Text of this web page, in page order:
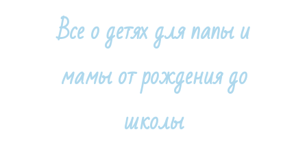
Все о детях для папы и
мамы от рождения до
школы